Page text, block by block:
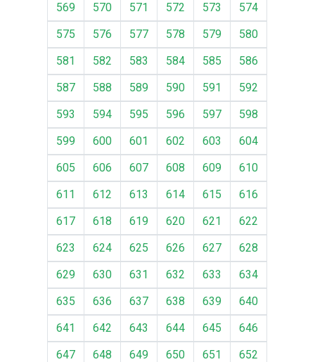
569
570 571 572 573
574
575
576 577 578 579
580
581
582 583 584 585
586
587
588 589 590 591
592
593
594 595 596 597
598
599
600 601 602 603
604
605
606 607 608 609
610
611
612 613 614 615
616
617
618 619 620 621
622
623
624 625 626 627
628
629
630 631 632 633
634
635
636 637 638 639
640
641
642 643 644 645
646
647
648 649 650 651
652